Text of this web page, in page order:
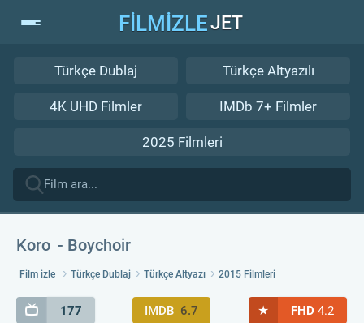
FİLMİZLEJET
Türkçe Dublaj Türkçe Altyazılı
4K UHD Filmler IMDb 7+ Filmler
2025 Filmleri
Koro Boychoir
Film izle Türkçe Dublaj Türkçe Altyazı 2015 Filmleri
177 IMDB 6.7 ★ FHD 4.2